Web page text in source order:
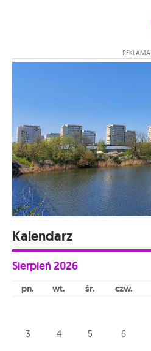
REKLAMA
Kalendarz
Sierpień2026
pn wt śr czw
3 4 5 6